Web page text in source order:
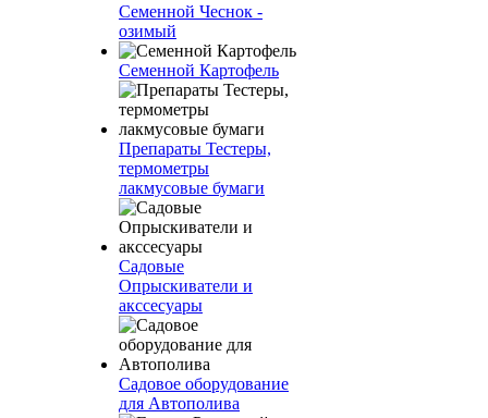
Семенной Чеснок -
озимый
Семенной Картофель
Препараты Тестеры,
термометры
лакмусовые бумаги
Садовые
Опрыскиватели и
акссесуары
Садовое оборудование
для Автополива